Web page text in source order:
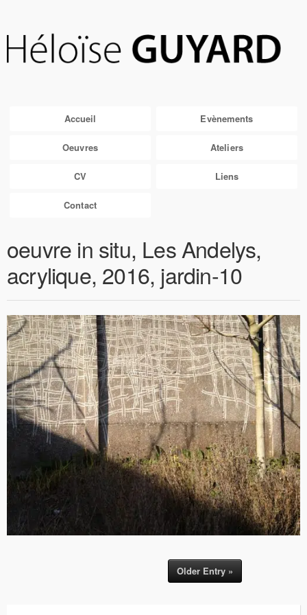
Accueil Evènements
Oeuvres Ateliers
CV Liens
Contact
oeuvre in situ, Les Andelys,
acrylique, 2016, jardin-10
Older Entry »